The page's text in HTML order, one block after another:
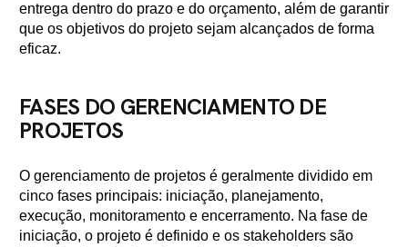
entrega dentro do prazo e do orçamento, além de garantir
que os objetivos do projeto sejam alcançados de forma
eficaz.
FASES DO GERENCIAMENTO DE
PROJETOS
O gerenciamento de projetos é geralmente dividido em
cinco fases principais: iniciação, planejamento,
execução, monitoramento e encerramento. Na fase de
iniciação, o projeto é definido e os stakeholders são